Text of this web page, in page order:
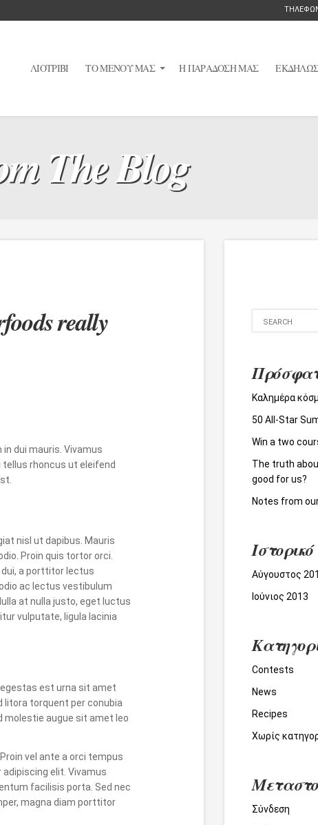
ΛΙΟΤΡΙΒΙ ΤΟ ΜΕΝΟΥ ΜΑΣ Η ΠΑΡΑΔΟΣΗ ΜΑΣ
The Blog
really
dui mauris. Vivamus
rhoncus ut eleifend
nisl ut dapibus. Mauris
Proin quis tortor orci.
a porttitor lectus
ac lectus vestibulum
at nulla justo, eget luctus
vulputate, ligula lacinia
est urna sit amet
litora torquent per conubia
molestie augue sit amet leo
vel ante a orci tempus
elit. Vivamus
facilisis porta. Sed nec
magna diam porttitor
Καλημέρα
50 All-Star
Win a two
The truth
good for us?
Notes from
Ιστορικό
Αύγουστος
Ιούνιος 2013
Contests
News
Recipes
Χωρίς
Σύνδεση